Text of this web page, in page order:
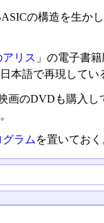
の構造を生か
リス 」の電子書
本語で再現してい
画のDVDも購入し
グラム を置いておく